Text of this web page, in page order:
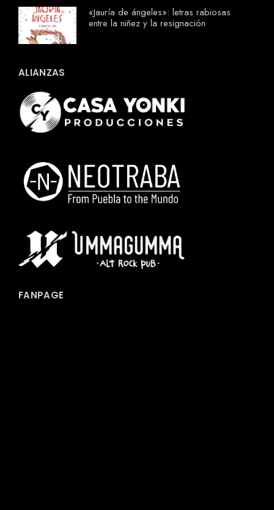
«Jauría de ángeles»: letras rabiosas
entre la niñez y la resignación
ALIANZAS
FANPAGE